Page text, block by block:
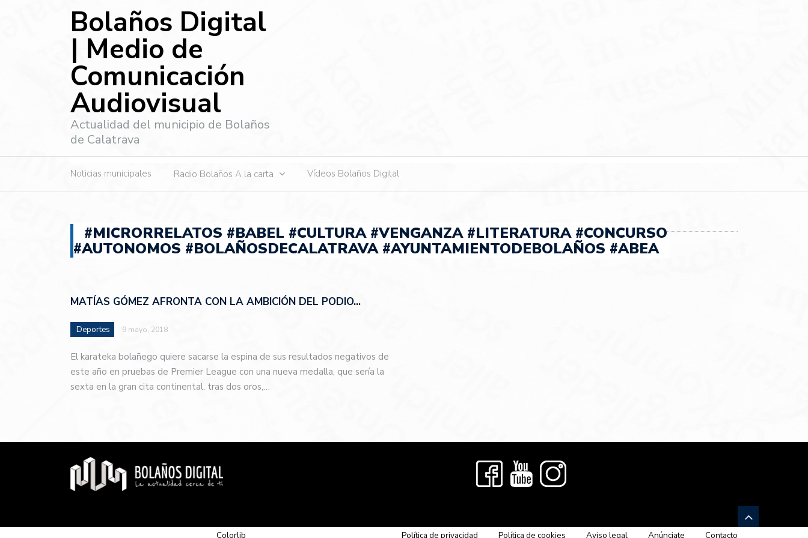
Bolaños Digital
| Medio de
Comunicación
Audiovisual
Actualidad del municipio de Bolaños
de Calatrava
Noticias municipales Radio Bolaños A la carta Vídeos Bolaños Digital
#MICRORRELATOS #BABEL #CULTURA #VENGANZA #LITERATURA #CONCURSO
#AUTONOMOS #BOLAÑOSDECALATRAVA #AYUNTAMIENTODEBOLAÑOS #ABEA
MATÍAS GÓMEZ AFRONTA CON LA AMBICIÓN DEL PODIO…
Deportes 9 mayo, 2018
El karateka bolañego quiere sacarse la espina de sus resultados negativos de
este año en pruebas de Premier League con una nueva medalla, que sería la
sexta en la gran cita continental, tras dos oros,…